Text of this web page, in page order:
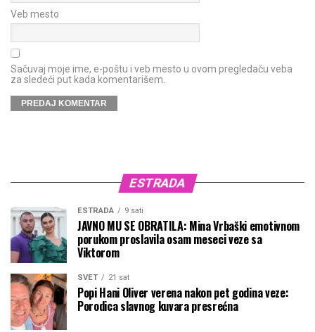
Veb mesto
Sačuvaj moje ime, e-poštu i veb mesto u ovom pregledaču veba
za sledeći put kada komentarišem.
ESTRADA
ESTRADA 9 sati
JAVNO MU SE OBRATILA: Mina Vrbaški emotivnom
porukom proslavila osam meseci veze sa
Viktorom
SVET 21 sat
Popi Hani Oliver verena nakon pet godina veze:
Porodica slavnog kuvara presrećna